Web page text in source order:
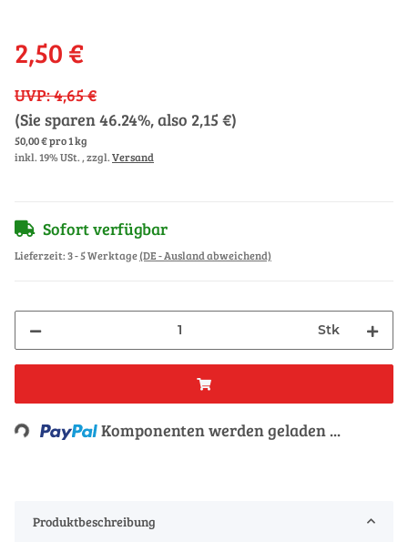
2,50 €
UVP:4,65 €
(Sie sparen46.24%, also 2,15 €)
50,00 € pro 1 kg
inkl. 19% USt. , zzgl.Versand
Sofort verfügbar
Lieferzeit:3 - 5 Werktage(DE - Ausland abweichend)
Stk
Loading... Komponenten werden geladen ...
Produktbeschreibung